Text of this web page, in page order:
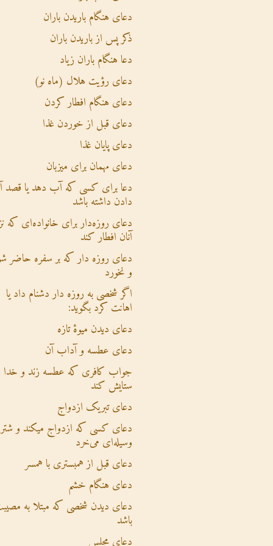
دعای هنگام باریدن باران
ذکر پس از باریدن باران
دعا هنگام باران زیاد
دعای رؤیت هلال (ماه نو)
دعای هنگام افطار کردن
دعای قبل از خوردن غذا
دعای پایان غذا
دعای مهمان برای میزبان
دعا برای کسی که آب دهد یا
دادن داشته باشد
دعای روزه‌دار برای خانواده‌ای که
آنان افطار کند
دعای روزه دار که بر سفره حاضر
و نخورد
اگر شخصی به روزه دار دشنام داد یا
اهانت کرد بگوید:
دعای دیدن میوۀ تازه
دعای عطسه و آداب آن
جواب کافری که عطسه زند و خدا
ستایش کند
دعای تبریک ازدواج
دعای کسی که ازدواج میکند و شتر
وسیله‌ای می‌خرد
دعای قبل از همبستری با همسر
دعای هنگام خشم
دعای دیدن شخصی که مبتلا به
باشد
دعای مجلس